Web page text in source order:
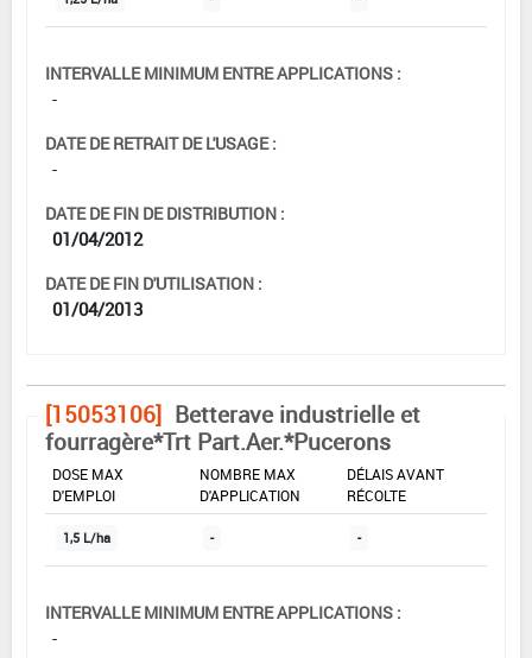
INTERVALLE MINIMUM ENTRE APPLICATIONS :
-
DATE DE RETRAIT DE L'USAGE :
-
DATE DE FIN DE DISTRIBUTION :
01/04/2012
DATE DE FIN D'UTILISATION :
01/04/2013
[15053106] Betterave industrielle et
fourragère*Trt Part.Aer.*Pucerons
DOSE MAX
D'EMPLOI
NOMBRE MAX
D'APPLICATION
DÉLAIS AVANT
RÉCOLTE
1,5 L/ha - -
INTERVALLE MINIMUM ENTRE APPLICATIONS :
-